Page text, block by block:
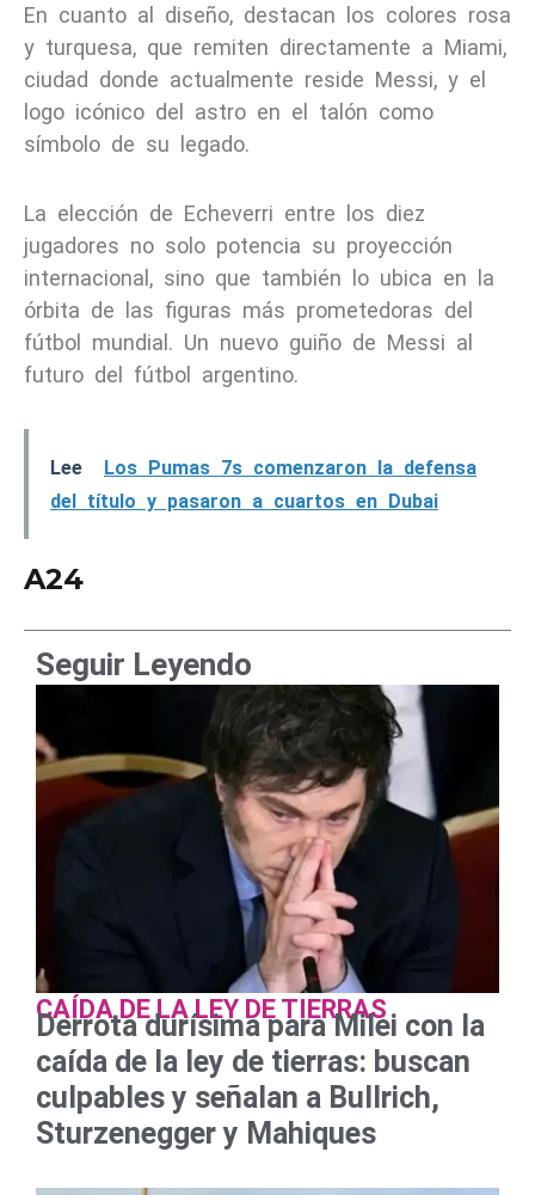
En cuanto al diseño, destacan los colores rosa
y turquesa, que remiten directamente a Miami,
ciudad donde actualmente reside Messi, y el
logo icónico del astro en el talón como
símbolo de su legado.
La elección de Echeverri entre los diez
jugadores no solo potencia su proyección
internacional, sino que también lo ubica en la
órbita de las figuras más prometedoras del
fútbol mundial. Un nuevo guiño de Messi al
futuro del fútbol argentino.
Lee
Los Pumas 7s comenzaron la defensa
del título y pasaron a cuartos en Dubai
A24
Seguir Leyendo
CAÍDA DE LA LEY DE TIERRAS
Derrota durísima para Milei con la
caída de la ley de tierras: buscan
culpables y señalan a Bullrich,
Sturzenegger y Mahiques